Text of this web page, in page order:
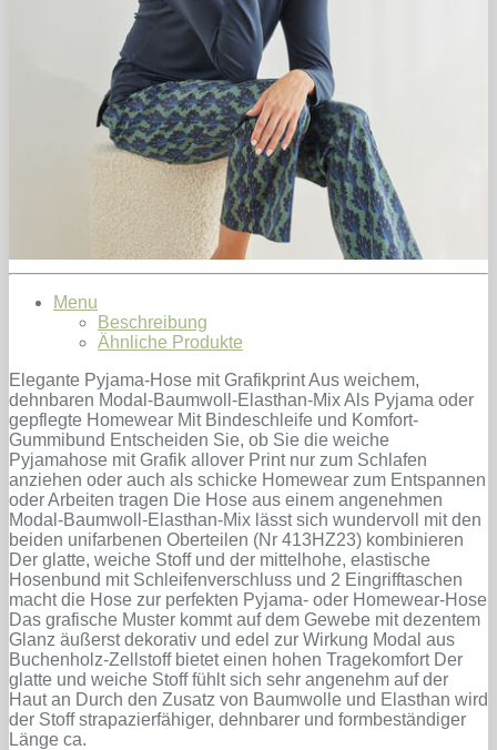
Menu
Beschreibung
Ähnliche Produkte
Elegante Pyjama-Hose mit Grafikprint Aus weichem,
dehnbaren Modal-Baumwoll-Elasthan-Mix Als Pyjama oder
gepflegte Homewear Mit Bindeschleife und Komfort-
Gummibund Entscheiden Sie, ob Sie die weiche
Pyjamahose mit Grafik allover Print nur zum Schlafen
anziehen oder auch als schicke Homewear zum Entspannen
oder Arbeiten tragen Die Hose aus einem angenehmen
Modal-Baumwoll-Elasthan-Mix lässt sich wundervoll mit den
beiden unifarbenen Oberteilen (Nr 413HZ23) kombinieren
Der glatte, weiche Stoff und der mittelhohe, elastische
Hosenbund mit Schleifenverschluss und 2 Eingrifftaschen
macht die Hose zur perfekten Pyjama- oder Homewear-Hose
Das grafische Muster kommt auf dem Gewebe mit dezentem
Glanz äußerst dekorativ und edel zur Wirkung Modal aus
Buchenholz-Zellstoff bietet einen hohen Tragekomfort Der
glatte und weiche Stoff fühlt sich sehr angenehm auf der
Haut an Durch den Zusatz von Baumwolle und Elasthan wird
der Stoff strapazierfähiger, dehnbarer und formbeständiger
Länge ca.